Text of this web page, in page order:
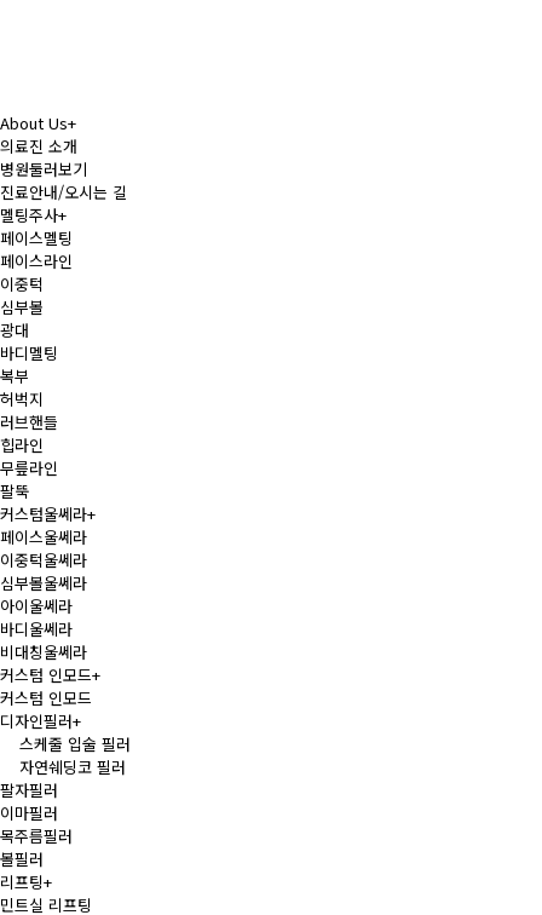
About Us+
의료진 소개
병원둘러보기
진료안내/오시는 길
멜팅주사+
페이스멜팅
페이스라인
이중턱
심부볼
광대
바디멜팅
복부
허벅지
러브핸들
힙라인
무릎라인
팔뚝
커스텀울쎄라+
페이스울쎄라
이중턱울쎄라
심부볼울쎄라
아이울쎄라
바디울쎄라
비대칭울쎄라
커스텀 인모드+
커스텀 인모드
디자인필러+
스케줄 입술 필러
자연쉐딩코 필러
팔자필러
이마필러
목주름필러
볼필러
리프팅+
민트실 리프팅